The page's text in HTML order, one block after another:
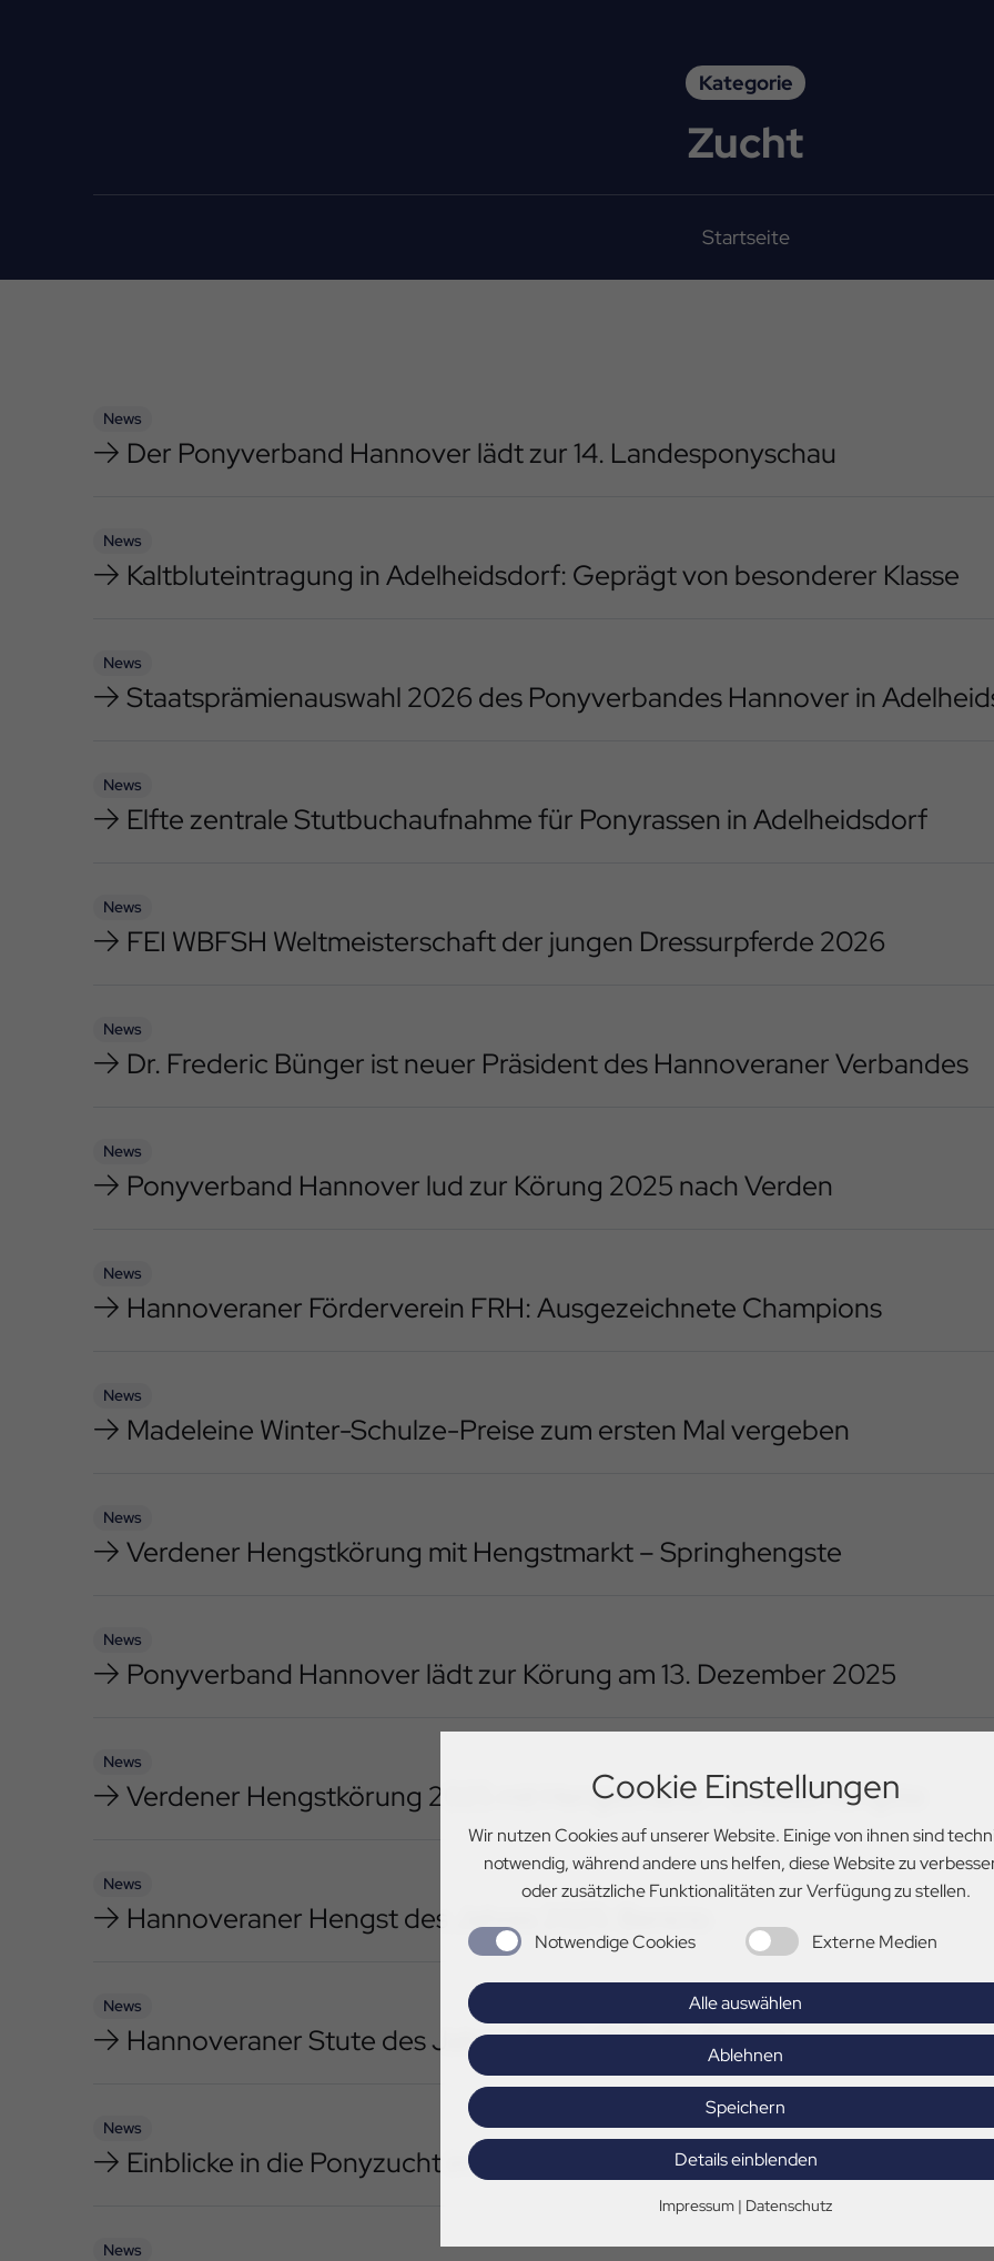
Cookie Einstellungen
Wir nutzen Cookies auf unserer Website. Einige von ihnen sind
notwendig, während andere uns helfen, diese Website zu
oder zusätzliche Funktionalitäten zur Verfügung zu stellen.
Notwendige Cookies Externe Medien
Alle auswählen
Ablehnen
Speichern
Details einblenden
Impressum | Datenschutz
Kategorie
Zucht
Startseite
News
Der Ponyverband Hannover lädt zur 14. Landesponyschau
News
Kaltbluteintragung in Adelheidsdorf: Geprägt von besonderer Klasse
News
Staatsprämienauswahl 2026 des Ponyverbandes Hannover in
News
Elfte zentrale Stutbuchaufnahme für Ponyrassen in Adelheidsdorf
News
FEI WBFSH Weltmeisterschaft der jungen Dressurpferde 2026
News
Dr. Frederic Bünger ist neuer Präsident des Hannoveraner Verbandes
News
Ponyverband Hannover lud zur Körung 2025 nach Verden
News
Hannoveraner Förderverein FRH: Ausgezeichnete Champions
News
Madeleine Winter-Schulze-Preise zum ersten Mal vergeben
News
Verdener Hengstkörung mit Hengstmarkt – Springhengste
News
Ponyverband Hannover lädt zur Körung am 13. Dezember 2025
News
Verdener Hengstkörung 2025 mit Hengstmarkt – Dressurhengste
News
Hannoveraner Hengst des Jahres 2025: Benicio
News
Hannoveraner Stute des Jahres 2025: St.Pr.St. Dorina
News
Einblicke in die Ponyzucht im Deutschen Pferdemuseum
News